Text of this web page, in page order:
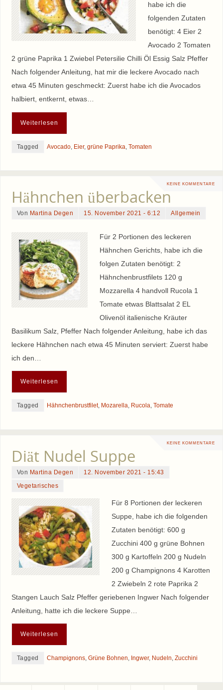
habe ich die
folgenden Zutaten
benötigt: 4 Eier 2
Avocado 2 Tomaten
2 grüne Paprika 1 Zwiebel Petersilie Chilli Öl Essig Salz Pfeffer
Nach folgender Anleitung, hat mir die leckere Avocado nach
etwa 45 Minuten geschmeckt: Zuerst habe ich die Avocados
halbiert, entkernt, etwas…
Weiterlesen
Tagged Avocado, Eier, grüne Paprika Tomaten
KEINE KOMMENTARE
Hähnchen überbacken
Von Martina Degen 15. November 2021 - 6:12 Allgemein
Für 2 Portionen des leckeren
Hähnchen Gerichts, habe ich die
folgen Zutaten benötigt: 2
Hähnchenbrustfilets 120 g
Mozzarella 4 handvoll Rucola 1
Tomate etwas Blattsalat 2 EL
Olivenöl italienische Kräuter
Basilikum Salz, Pfeffer Nach folgender Anleitung, habe ich das
leckere Hähnchen nach etwa 45 Minuten serviert: Zuerst habe
ich den…
Weiterlesen
Tagged Hähnchenbrustfilet, Mozarella, Rucola, Tomate
KEINE KOMMENTARE
Diät Nudel Suppe
Von Martina Degen
12. November 2021 - 15:43
Vegetarisches
Für 8 Portionen der leckeren
Suppe, habe ich die folgenden
Zutaten benötigt: 600 g
Zucchini 400 g grüne Bohnen
300 g Kartoffeln 200 g Nudeln
200 g Champignons 4 Karotten
2 Zwiebeln 2 rote Paprika 2
Stangen Lauch Salz Pfeffer geriebenen Ingwer Nach folgender
Anleitung, hatte ich die leckere Suppe…
Weiterlesen
Tagged Champignons, Grüne Bohnen, Ingwer, Nudeln, Zucchini